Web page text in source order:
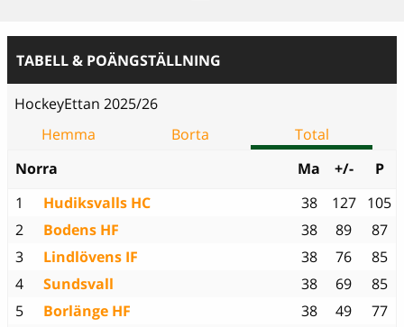
TABELL & POÄNGSTÄLLNING
HockeyEttan 2025/26
Hemma
Borta
Total
Norra
Ma +/-
P
1
Hudiksvalls HC 38 127
105
2
Bodens HF 38 89
87
3
Lindlövens IF 38 76
85
4
Sundsvall 38 69
85
5
Borlänge HF 38 49
77